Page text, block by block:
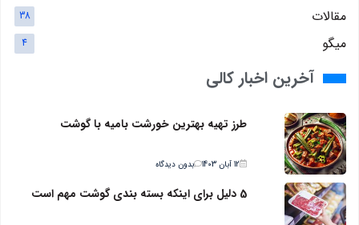
مقالات 38
میگو 4
آخرین اخبار کالی
طرز تهیه بهترین خورشت بامیه با گوشت
12 آبان 1403 بدون دیدگاه
5 دلیل برای اینکه بسته بندی گوشت مهم است